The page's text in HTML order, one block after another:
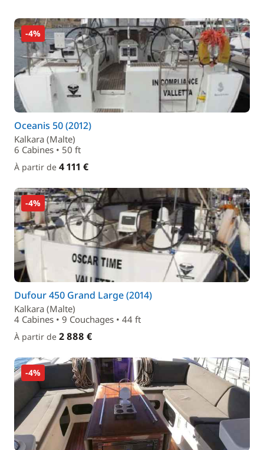
-4%
Oceanis 50 (2012)
Kalkara (Malte)
6 Cabines • 50 ft
À partir de 4 111 €
-4%
Dufour 450 Grand Large (2014)
Kalkara (Malte)
4 Cabines • 9 Couchages • 44 ft
À partir de 2 888 €
-4%